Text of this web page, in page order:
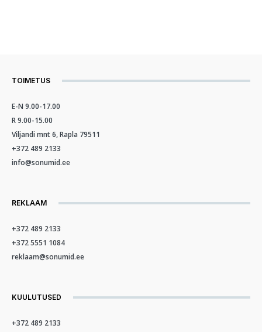
TOIMETUS
E-N 9.00-17.00
R 9.00-15.00
Viljandi mnt 6, Rapla 79511
+372 489 2133
info@sonumid.ee
REKLAAM
+372 489 2133
+372 5551 1084
reklaam@sonumid.ee
KUULUTUSED
+372 489 2133